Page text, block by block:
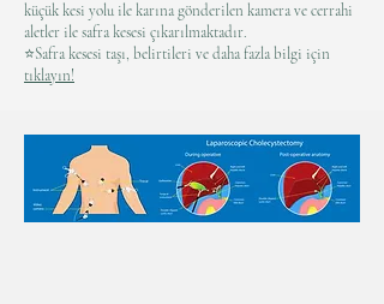
küçük kesi yolu ile karına gönderilen kamera ve cerrahi
aletler ile safra kesesi çıkarılmaktadır.
⭐️Safra kesesi taşı, belirtileri ve daha fazla bilgi için
tıklayın!